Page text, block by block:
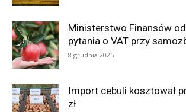
Ministerstwo Finansów
pytania o VAT przy
8 grudnia 2025
Import cebuli kosztował
zł